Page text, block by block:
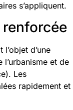
s’appliquent.
renforcée
d’une
et de
Les
rapidement et